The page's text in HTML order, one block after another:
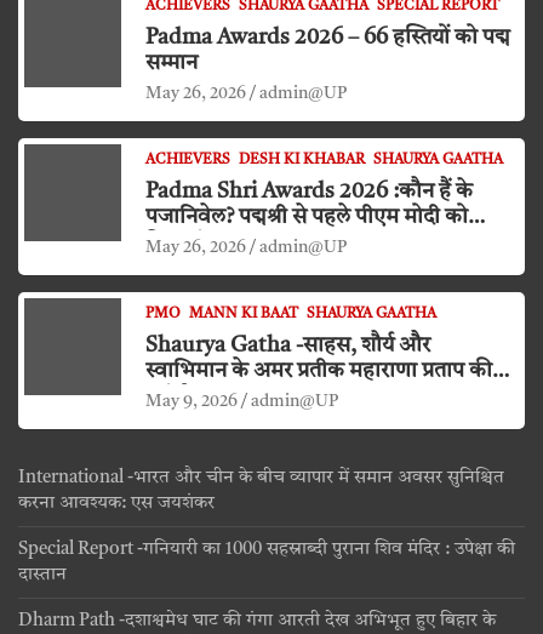
ACHIEVERS SHAURYA GAATHA SPECIAL REPORT
Padma Awards 2026 – 66 हस्तियों को पद्म
सम्मान
May 26, 2026 admin@UP
ACHIEVERS DESH KI KHABAR SHAURYA GAATHA
Padma Shri Awards 2026 :कौन हैं के
पजानिवेल? पद्मश्री से पहले पीएम मोदी को
किया दंडवत प्रणाम
May 26, 2026 admin@UP
PMO MANN KI BAAT SHAURYA GAATHA
Shaurya Gatha -साहस, शौर्य और
स्वाभिमान के अमर प्रतीक महाराणा प्रताप की
जयंती
May 9, 2026 admin@UP
International -भारत और चीन के बीच व्यापार में समान अवसर सुनिश्चित
करना आवश्यक: एस जयशंकर
Special Report -गनियारी का 1000 सहस्राब्दी पुराना शिव मंदिर : उपेक्षा की
दास्तान
Dharm Path -दशाश्वमेध घाट की गंगा आरती देख अभिभूत हुए बिहार के